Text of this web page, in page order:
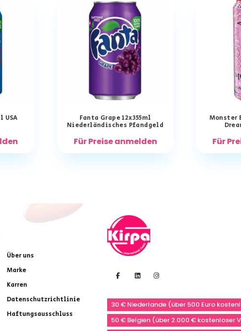
USA Fanta Grape 12x355ml
Niederländisches Pfandgeld
Für Preise anmelden
Monster
Für
Über uns
Marke
Karren
Datenschutzrichtlinie
Haftungsausschluss
30 € Niederlande (über 500 Euro
50 € Belgien (über 2.000 € kostenloser